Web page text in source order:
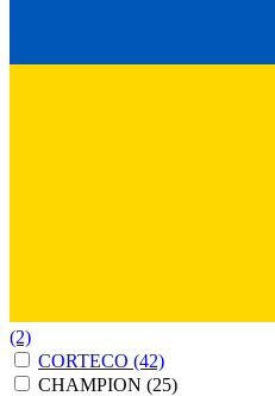
(2)
CORTECO (42)
CHAMPION (25)